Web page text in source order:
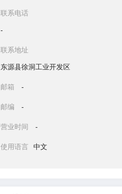
联系电话
-
联系地址
东源县徐洞工业开发区
邮箱 -
邮编 -
营业时间 -
使用语言 中文